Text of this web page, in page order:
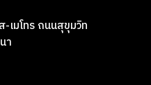
เมโทร ถนนสุขุมวิท
า